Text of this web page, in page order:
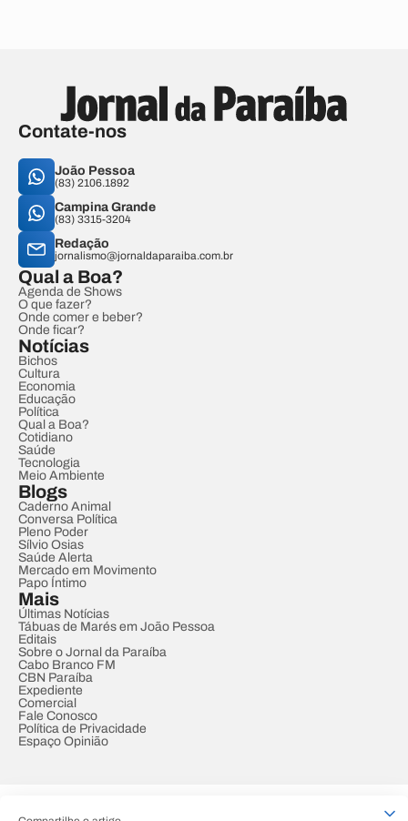
Contate-nos
João Pessoa
(83) 2106.1892
Campina Grande
(83) 3315-3204
Redação
jornalismo@jornaldaparaiba.com.br
Qual a Boa?
Agenda de Shows
O que fazer?
Onde comer e beber?
Onde ficar?
Notícias
Bichos
Cultura
Economia
Educação
Política
Qual a Boa?
Cotidiano
Saúde
Tecnologia
Meio Ambiente
Blogs
Caderno Animal
Conversa Política
Pleno Poder
Sílvio Osias
Saúde Alerta
Mercado em Movimento
Papo Íntimo
Mais
Últimas Notícias
Tábuas de Marés em João Pessoa
Editais
Sobre o Jornal da Paraíba
Cabo Branco FM
CBN Paraíba
Expediente
Comercial
Fale Conosco
Política de Privacidade
Espaço Opinião